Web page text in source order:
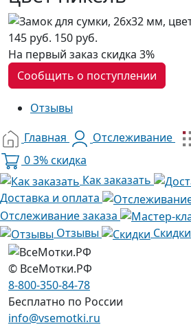
145 руб. 150 руб.
На первый заказ скидка 3%
Сообщить о поступлении
Отзывы
Главная
Отслеживание
03% скидка
Как заказать
Доставка и оплата
Отслеживание заказа
Отзывы
Скидки
© ВсеМотки.РФ
8-800-350-84-78
Бесплатно по России
info@vsemotki.ru